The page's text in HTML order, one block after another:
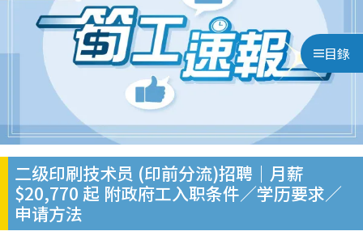
目錄
二级印刷技术员 (印前分流)招聘｜月薪
$20,770 起 附政府工入职条件／学历要求／
申请方法